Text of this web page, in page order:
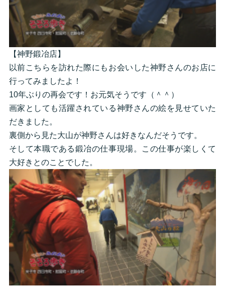
【神野鍛冶店】
以前こちらを訪れた際にもお会いした神野さんのお店に
行ってみましたよ！
10年ぶりの再会です！お元気そうです（＾＾）
画家としても活躍されている神野さんの絵を見せていた
だきました。
裏側から見た大山が神野さんは好きなんだそうです。
そして本職である鍛冶の仕事現場。この仕事が楽しくて
大好きとのことでした。